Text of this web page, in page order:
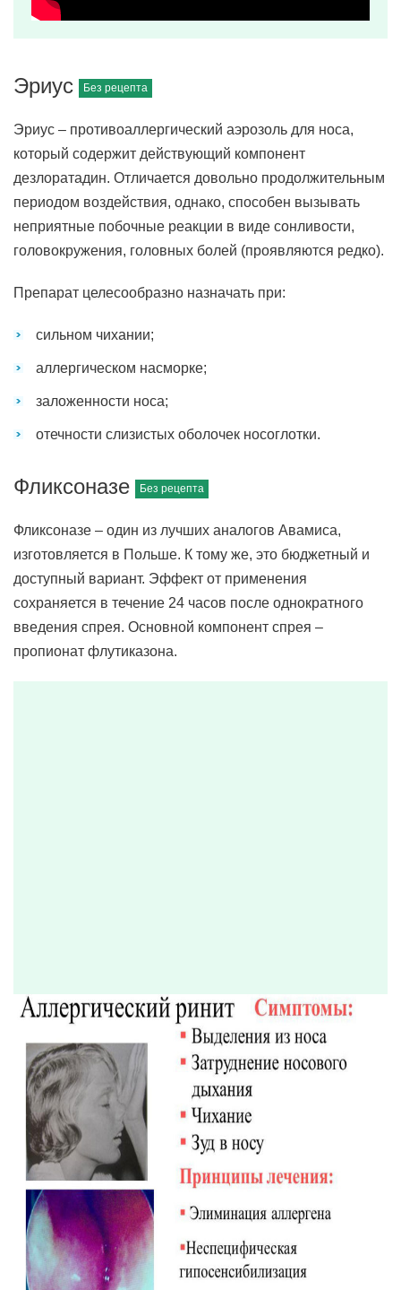
Эриус
Эриус – противоаллергический аэрозоль для носа,
который содержит действующий компонент
дезлоратадин. Отличается довольно продолжительным
периодом воздействия, однако, способен вызывать
неприятные побочные реакции в виде сонливости,
головокружения, головных болей (проявляются редко).
Препарат целесообразно назначать при:
сильном чихании;
аллергическом насморке;
заложенности носа;
отечности слизистых оболочек носоглотки.
Фликсоназе
Фликсоназе – один из лучших аналогов Авамиса,
изготовляется в Польше. К тому же, это бюджетный и
доступный вариант. Эффект от применения
сохраняется в течение 24 часов после однократного
введения спрея. Основной компонент спрея –
пропионат флутиказона.